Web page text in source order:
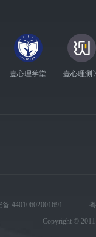
壹心理学堂 壹心理测
44010602001691
Copyright ©